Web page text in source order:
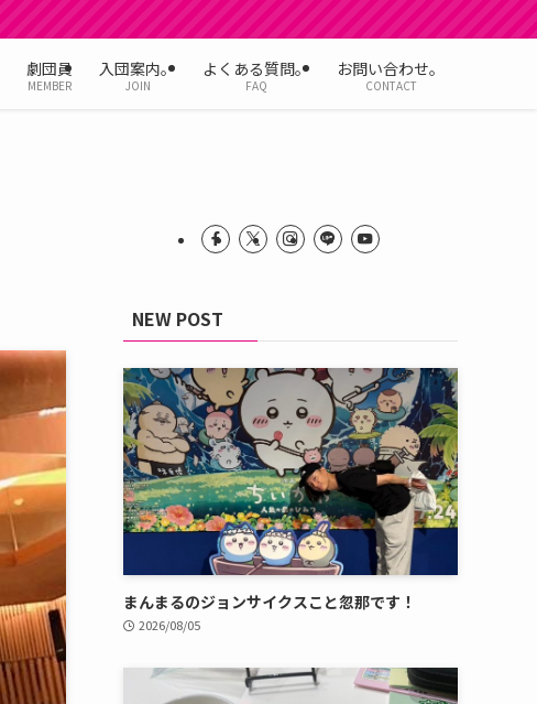
劇団員
MEMBER
入団案内。
JOIN
よくある質問。
FAQ
お問い合わせ。
CONTACT
NEW POST
まんまるのジョンサイクスこと忽那です！
2026/08/05